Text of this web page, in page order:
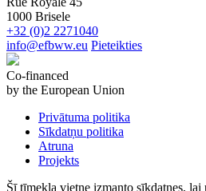
1000 Brisele
+32 (0)2 2271040
info@efbww.eu Pieteikties
Co-financed
by the European Union
Privātuma politika
Sīkdatņu politika
Atruna
Projekts
Šī tīmekļa vietne izmanto sīkdatnes,